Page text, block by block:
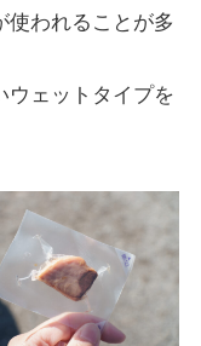
使われることが多
ウェットタイプを